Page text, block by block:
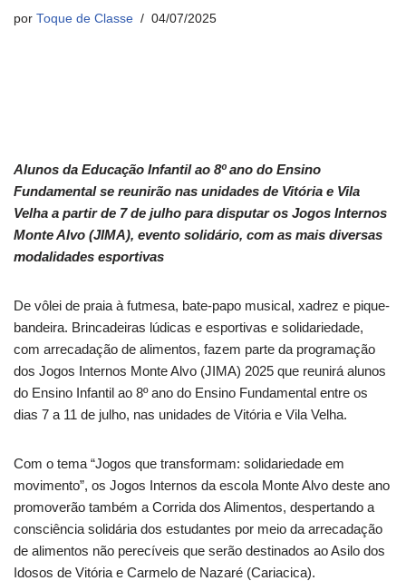
por Toque de Classe 04/07/2025
Alunos da Educação Infantil ao 8º ano do Ensino
Fundamental se reunirão nas unidades de Vitória e Vila
Velha a partir de 7 de julho para disputar os Jogos Internos
Monte Alvo (JIMA), evento solidário, com as mais diversas
modalidades esportivas
De vôlei de praia à futmesa, bate-papo musical, xadrez e pique-
bandeira. Brincadeiras lúdicas e esportivas e solidariedade,
com arrecadação de alimentos, fazem parte da programação
dos Jogos Internos Monte Alvo (JIMA) 2025 que reunirá alunos
do Ensino Infantil ao 8º ano do Ensino Fundamental entre os
dias 7 a 11 de julho, nas unidades de Vitória e Vila Velha.
Com o tema “Jogos que transformam: solidariedade em
movimento”, os Jogos Internos da escola Monte Alvo deste ano
promoverão também a Corrida dos Alimentos, despertando a
consciência solidária dos estudantes por meio da arrecadação
de alimentos não perecíveis que serão destinados ao Asilo dos
Idosos de Vitória e Carmelo de Nazaré (Cariacica).